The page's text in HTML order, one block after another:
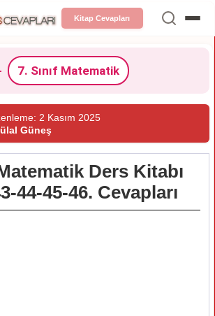
Kitap Cevapları
7. Sınıf Matematik
2 Kasım 2025
Güneş
Ders Kitabı
44-45-46. Cevapları